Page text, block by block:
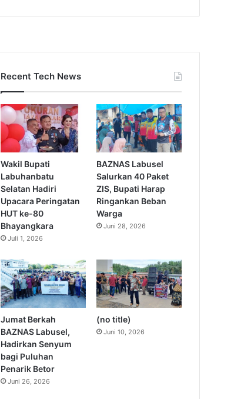
Recent Tech News
Wakil Bupati
Labuhanbatu
Selatan Hadiri
Upacara Peringatan
HUT ke-80
Bhayangkara
Juli 1, 2026
BAZNAS Labusel
Salurkan 40 Paket
ZIS, Bupati Harap
Ringankan Beban
Warga
Juni 28, 2026
Jumat Berkah
BAZNAS Labusel,
Hadirkan Senyum
bagi Puluhan
Penarik Betor
Juni 26, 2026
(no title)
Juni 10, 2026